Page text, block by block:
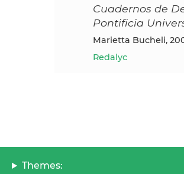
Cuadernos de
Pontificia
Marietta Bucheli,
Redalyc
Themes: